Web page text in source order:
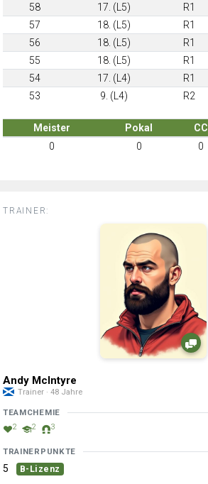
58
17. (L5) R1
57
18. (L5) R1
56
18. (L5) R1
55
18. (L5) R1
54
17. (L4) R1
53
9. (L4) R2
Meister Pokal CC
0
0 0
TRAINER:
Andy McIntyre
Trainer · 48 Jahre
TEAMCHEMIE
2 2 3
TRAINERPUNKTE
5 B-Lizenz